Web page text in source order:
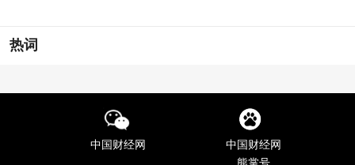
热词
中国财经网
中国财经网
熊掌号